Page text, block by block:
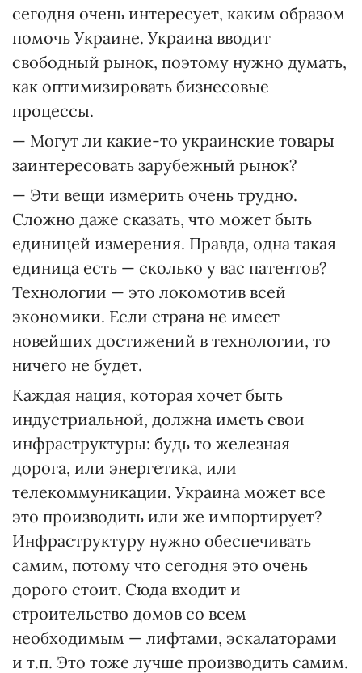
сегодня очень интересует, каким образом
помочь Украине. Украина вводит
свободный рынок, поэтому нужно думать,
как оптимизировать бизнесовые
процессы.
— Могут ли какие-то украинские товары
заинтересовать зарубежный рынок?
— Эти вещи измерить очень трудно.
Сложно даже сказать, что может быть
единицей измерения. Правда, одна такая
единица есть — сколько у вас патентов?
Технологии — это локомотив всей
экономики. Если страна не имеет
новейших достижений в технологии, то
ничего не будет.
Каждая нация, которая хочет быть
индустриальной, должна иметь свои
инфраструктуры: будь то железная
дорога, или энергетика, или
телекоммуникации. Украина может все
это производить или же импортирует?
Инфраструктуру нужно обеспечивать
самим, потому что сегодня это очень
дорого стоит. Сюда входит и
строительство домов со всем
необходимым — лифтами, эскалаторами
и т.п. Это тоже лучше производить самим.